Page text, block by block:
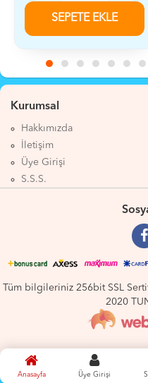
Anasayfa Üye Girişi
SEPETE EKLE
Kurumsal
Hakkımızda
İletişim
Üye Girişi
S.S.S.
Tüm bilgileriniz 256bit SSL
2020